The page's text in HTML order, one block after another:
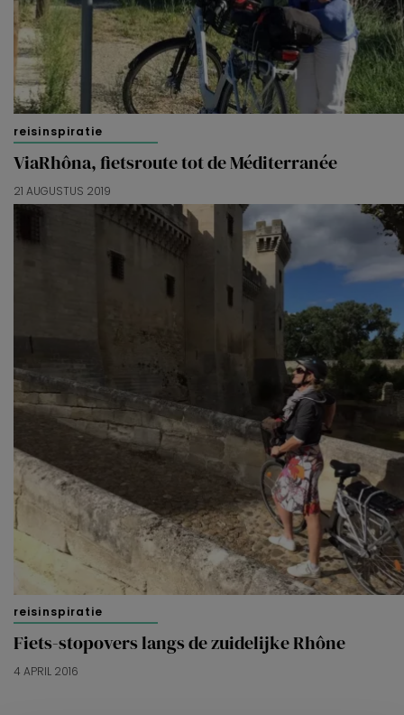
reisinspiratie
ViaRhôna, fietsroute tot de Méditerranée
21 AUGUSTUS 2019
reisinspiratie
Fiets-stopovers langs de zuidelijke Rhône
4 APRIL 2016